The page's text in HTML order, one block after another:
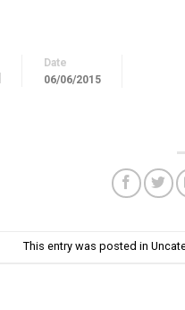
Date
06/06/2015
This entry was posted in